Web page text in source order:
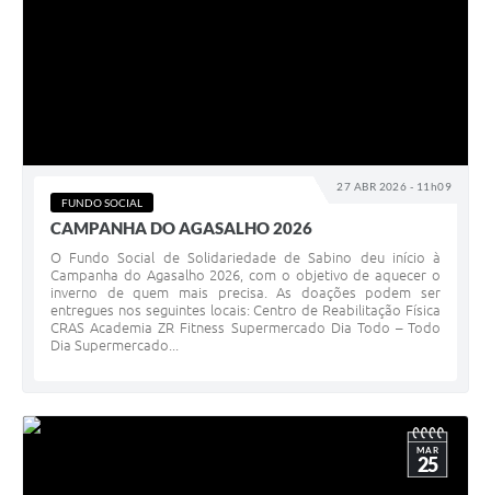
27 ABR 2026 - 11h09
FUNDO SOCIAL
CAMPANHA DO AGASALHO 2026
O Fundo Social de Solidariedade de Sabino deu início à
Campanha do Agasalho 2026, com o objetivo de aquecer o
inverno de quem mais precisa. As doações podem ser
entregues nos seguintes locais: Centro de Reabilitação Física
CRAS Academia ZR Fitness Supermercado Dia Todo – Todo
Dia Supermercado...
MAR
25